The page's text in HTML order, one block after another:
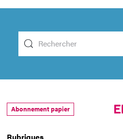
Rubriques
Abonnement papier